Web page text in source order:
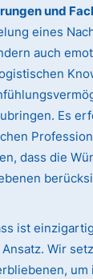
und
eines
auch
Es
dass die
ist
Wir
um